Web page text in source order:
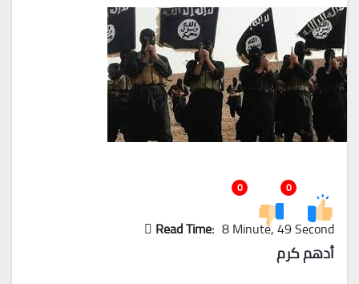
0
0
Read Time: 8 Minute, 49 Second
أدهم كرم